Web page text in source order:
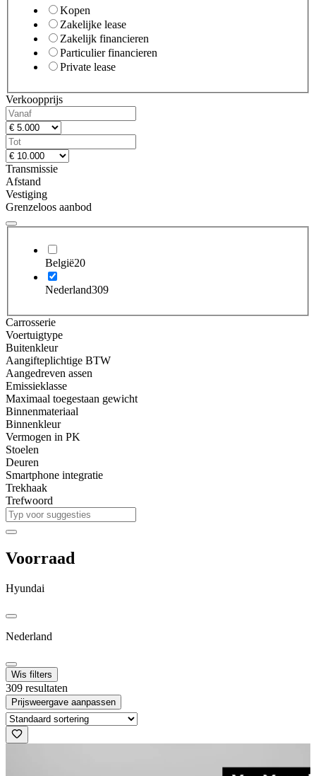
Kopen
Zakelijke lease
Zakelijk financieren
Particulier financieren
Private lease
Verkoopprijs
Transmissie
Afstand
Vestiging
Grenzeloos aanbod
België20
Nederland309
Carrosserie
Voertuigtype
Buitenkleur
Aangifteplichtige BTW
Aangedreven assen
Emissieklasse
Maximaal toegestaan gewicht
Binnenmateriaal
Binnenkleur
Vermogen in PK
Stoelen
Deuren
Smartphone integratie
Trekhaak
Trefwoord
Voorraad
Hyundai
Nederland
Wis filters
309 resultaten
Prijsweergave aanpassen